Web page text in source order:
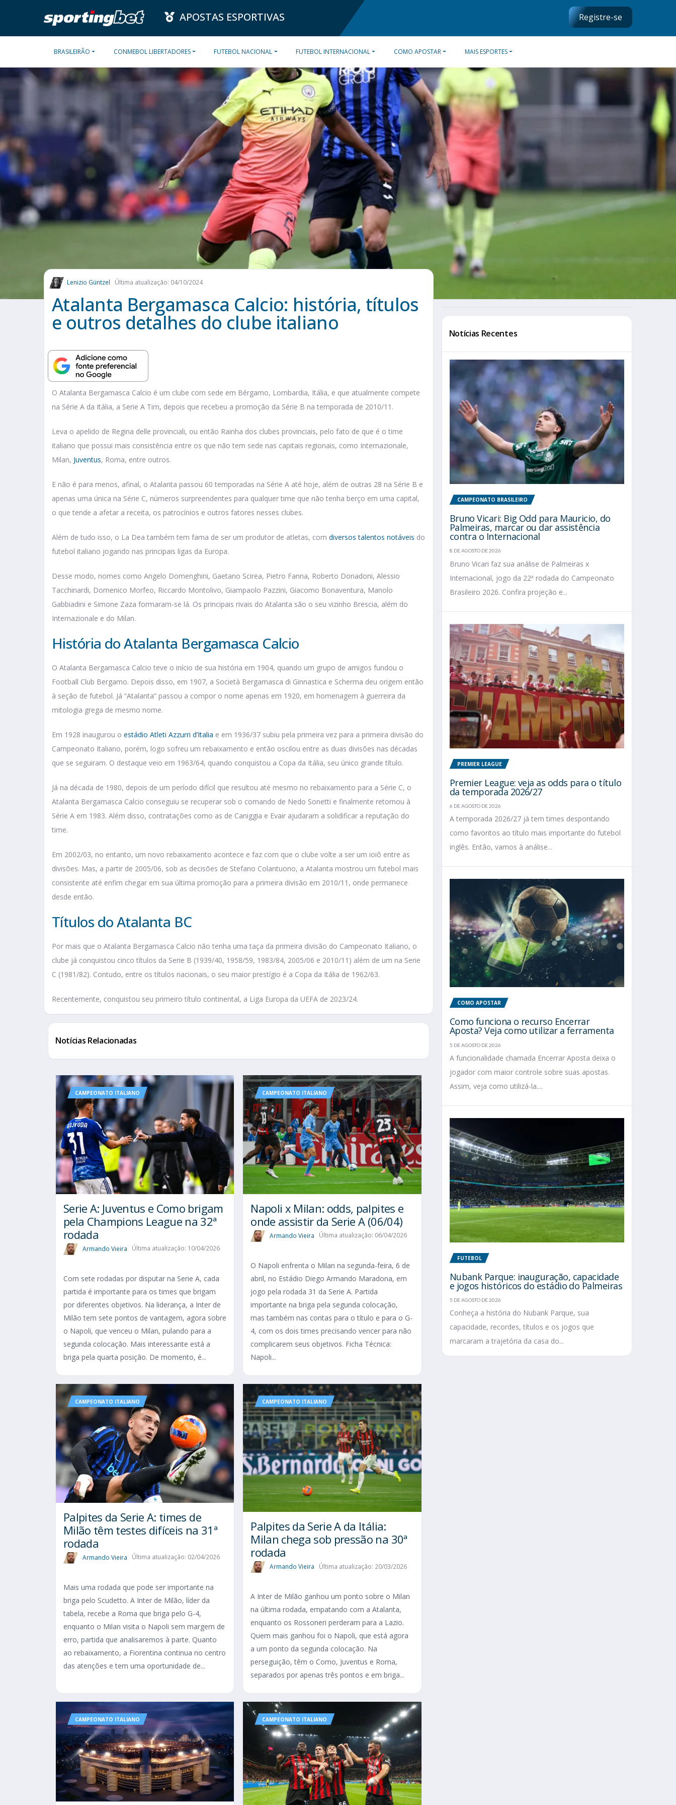
APOSTAS ESPORTIVAS Registre-se
BRASILEIRÃO CONMEBOL LIBERTADORES FUTEBOL NACIONAL FUTEBOL INTERNACIONAL COMO APOSTAR MAIS ESPORTES
Lenizio Güntzel Última atualização: 04/10/2024
Atalanta Bergamasca Calcio: história, títulos
e outros detalhes do clube italiano
O Atalanta Bergamasca Calcio é um clube com sede em Bérgamo, Lombardia, Itália, e que atualmente compete
na Série A da Itália, a Serie A Tim, depois que recebeu a promoção da Série B na temporada de 2010/11.
Leva o apelido de Regina delle provinciali, ou então Rainha dos clubes provinciais, pelo fato de que é o time
italiano que possui mais consistência entre os que não tem sede nas capitais regionais, como Internazionale,
Milan, Juventus, Roma, entre outros.
E não é para menos, afinal, o Atalanta passou 60 temporadas na Série A até hoje, além de outras 28 na Série B e
apenas uma única na Série C, números surpreendentes para qualquer time que não tenha berço em uma capital,
o que tende a afetar a receita, os patrocínios e outros fatores nesses clubes.
Além de tudo isso, o La Dea também tem fama de ser um produtor de atletas, com diversos talentos notáveis do
futebol italiano jogando nas principais ligas da Europa.
Desse modo, nomes como Angelo Domenghini, Gaetano Scirea, Pietro Fanna, Roberto Donadoni, Alessio
Tacchinardi, Domenico Morfeo, Riccardo Montolivo, Giampaolo Pazzini, Giacomo Bonaventura, Manolo
Gabbiadini e Simone Zaza formaram-se lá. Os principais rivais do Atalanta são o seu vizinho Brescia, além do
Internazionale e do Milan.
História do Atalanta Bergamasca Calcio
O Atalanta Bergamasca Calcio teve o início de sua história em 1904, quando um grupo de amigos fundou o
Football Club Bergamo. Depois disso, em 1907, a Società Bergamasca di Ginnastica e Scherma deu origem então
à seção de futebol. Já “Atalanta” passou a compor o nome apenas em 1920, em homenagem à guerreira da
mitologia grega de mesmo nome.
Em 1928 inaugurou o estádio Atleti Azzurri d’Italia e em 1936/37 subiu pela primeira vez para a primeira divisão do
Campeonato Italiano, porém, logo sofreu um rebaixamento e então oscilou entre as duas divisões nas décadas
que se seguiram. O destaque veio em 1963/64, quando conquistou a Copa da Itália, seu único grande título.
Já na década de 1980, depois de um período difícil que resultou até mesmo no rebaixamento para a Série C, o
Atalanta Bergamasca Calcio conseguiu se recuperar sob o comando de Nedo Sonetti e finalmente retornou à
Série A em 1983. Além disso, contratações como as de Caniggia e Evair ajudaram a solidificar a reputação do
time.
Em 2002/03, no entanto, um novo rebaixamento acontece e faz com que o clube volte a ser um ioiô entre as
divisões. Mas, a partir de 2005/06, sob as decisões de Stefano Colantuono, a Atalanta mostrou um futebol mais
consistente até enfim chegar em sua última promoção para a primeira divisão em 2010/11, onde permanece
desde então.
Títulos do Atalanta BC
Por mais que o Atalanta Bergamasca Calcio não tenha uma taça da primeira divisão do Campeonato Italiano, o
clube já conquistou cinco títulos da Serie B (1939/40, 1958/59, 1983/84, 2005/06 e 2010/11) além de um na Serie
C (1981/82). Contudo, entre os títulos nacionais, o seu maior prestígio é a Copa da Itália de 1962/63.
Recentemente, conquistou seu primeiro título continental, a Liga Europa da UEFA de 2023/24.
Notícias Relacionadas
CAMPEONATO ITALIANO
Serie A: Juventus e Como brigam
pela Champions League na 32ª
rodada
Armando Vieira Última atualização: 10/04/2026
Com sete rodadas por disputar na Serie A, cada
partida é importante para os times que brigam
por diferentes objetivos. Na liderança, a Inter de
Milão tem sete pontos de vantagem, agora sobre
o Napoli, que venceu o Milan, pulando para a
segunda colocação. Mais interessante está a
briga pela quarta posição. De momento, é...
CAMPEONATO ITALIANO
Napoli x Milan: odds, palpites e
onde assistir da Serie A (06/04)
Armando Vieira Última atualização: 06/04/2026
O Napoli enfrenta o Milan na segunda-feira, 6 de
abril, no Estádio Diego Armando Maradona, em
jogo pela rodada 31 da Serie A. Partida
importante na briga pela segunda colocação,
mas também nas contas para o título e para o G-
4, com os dois times precisando vencer para não
complicarem seus objetivos. Ficha Técnica:
Napoli...
CAMPEONATO ITALIANO
Palpites da Serie A: times de
Milão têm testes difíceis na 31ª
rodada
Armando Vieira Última atualização: 02/04/2026
Mais uma rodada que pode ser importante na
briga pelo Scudetto. A Inter de Milão, líder da
tabela, recebe a Roma que briga pelo G-4,
enquanto o Milan visita o Napoli sem margem de
erro, partida que analisaremos à parte. Quanto
ao rebaixamento, a Fiorentina continua no centro
das atenções e tem uma oportunidade de...
CAMPEONATO ITALIANO
Palpites da Serie A da Itália:
Milan chega sob pressão na 30ª
rodada
Armando Vieira Última atualização: 20/03/2026
A Inter de Milão ganhou um ponto sobre o Milan
na última rodada, empatando com a Atalanta,
enquanto os Rossoneri perderam para a Lazio.
Quem mais ganhou foi o Napoli, que está agora
a um ponto da segunda colocação. Na
perseguição, têm o Como, Juventus e Roma,
separados por apenas três pontos e em briga...
CAMPEONATO ITALIANO CAMPEONATO ITALIANO
Notícias Recentes
CAMPEONATO BRASILEIRO
Bruno Vicari: Big Odd para Mauricio, do
Palmeiras, marcar ou dar assistência
contra o Internacional
8 DE AGOSTO DE 2026
Bruno Vicari faz sua análise de Palmeiras x
Internacional, jogo da 22ª rodada do Campeonato
Brasileiro 2026. Confira projeção e...
PREMIER LEAGUE
Premier League: veja as odds para o título
da temporada 2026/27
6 DE AGOSTO DE 2026
A temporada 2026/27 já tem times despontando
como favoritos ao título mais importante do futebol
inglês. Então, vamos à análise...
COMO APOSTAR
Como funciona o recurso Encerrar
Aposta? Veja como utilizar a ferramenta
5 DE AGOSTO DE 2026
A funcionalidade chamada Encerrar Aposta deixa o
jogador com maior controle sobre suas apostas.
Assim, veja como utilizá-la....
FUTEBOL
Nubank Parque: inauguração, capacidade
e jogos históricos do estádio do Palmeiras
5 DE AGOSTO DE 2026
Conheça a história do Nubank Parque, sua
capacidade, recordes, títulos e os jogos que
marcaram a trajetória da casa do...